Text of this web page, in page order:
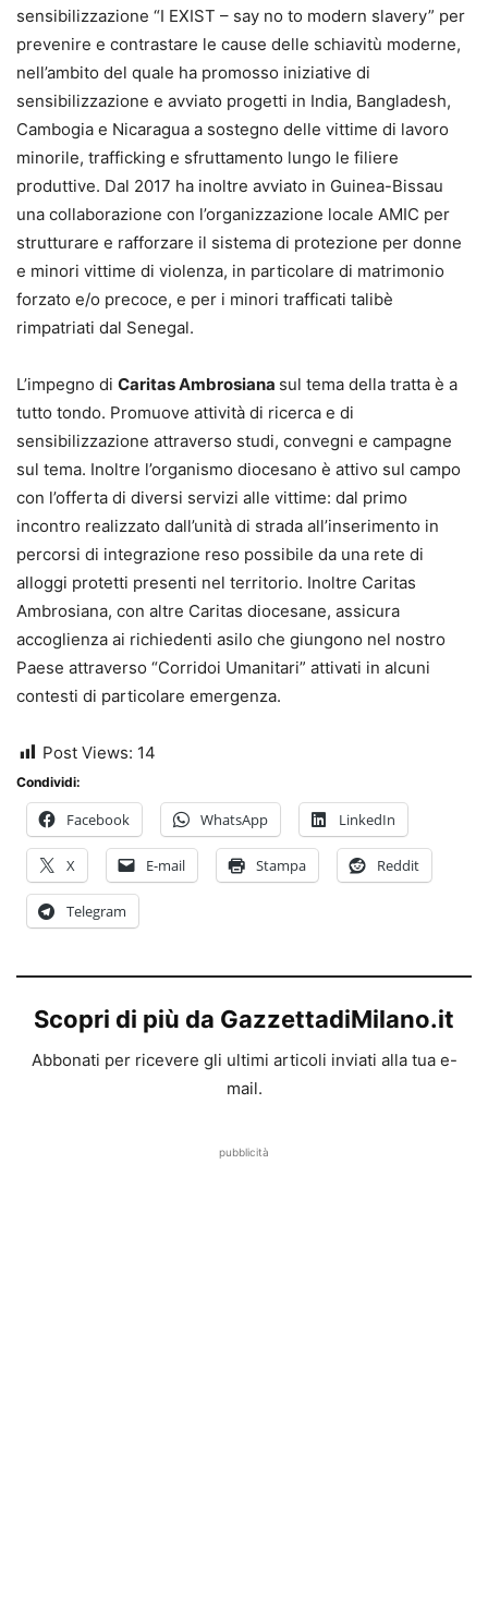
sensibilizzazione “I EXIST – say no to modern slavery” per
prevenire e contrastare le cause delle schiavitù moderne,
nell’ambito del quale ha promosso iniziative di
sensibilizzazione e avviato progetti in India, Bangladesh,
Cambogia e Nicaragua a sostegno delle vittime di lavoro
minorile, trafficking e sfruttamento lungo le filiere
produttive. Dal 2017 ha inoltre avviato in Guinea-Bissau
una collaborazione con l’organizzazione locale AMIC per
strutturare e rafforzare il sistema di protezione per donne
e minori vittime di violenza, in particolare di matrimonio
forzato e/o precoce, e per i minori trafficati talibè
rimpatriati dal Senegal.
L’impegno di Caritas Ambrosiana sul tema della tratta è a
tutto tondo. Promuove attività di ricerca e di
sensibilizzazione attraverso studi, convegni e campagne
sul tema. Inoltre l’organismo diocesano è attivo sul campo
con l’offerta di diversi servizi alle vittime: dal primo
incontro realizzato dall’unità di strada all’inserimento in
percorsi di integrazione reso possibile da una rete di
alloggi protetti presenti nel territorio. Inoltre Caritas
Ambrosiana, con altre Caritas diocesane, assicura
accoglienza ai richiedenti asilo che giungono nel nostro
Paese attraverso “Corridoi Umanitari” attivati in alcuni
contesti di particolare emergenza.
Post Views: 14
Condividi:
Facebook WhatsApp LinkedIn
X E-mail Stampa Reddit
Telegram
Scopri di più da GazzettadiMilano.it
Abbonati per ricevere gli ultimi articoli inviati alla tua e-
mail.
pubblicità